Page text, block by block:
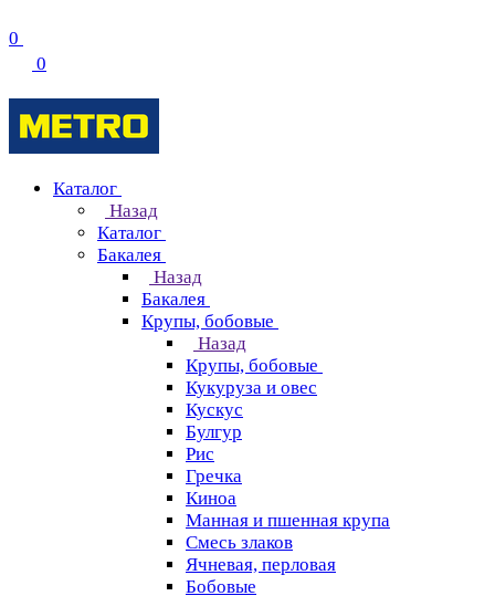
0
0
Каталог
Назад
Каталог
Бакалея
Назад
Бакалея
Крупы, бобовые
Назад
Крупы, бобовые
Кукуруза и овес
Кускус
Булгур
Рис
Гречка
Киноа
Манная и пшенная крупа
Смесь злаков
Ячневая, перловая
Бобовые